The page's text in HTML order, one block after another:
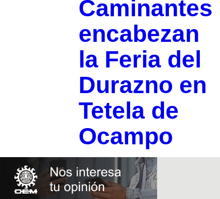
Caminantes
encabezan
la Feria del
Durazno en
Tetela de
Ocampo